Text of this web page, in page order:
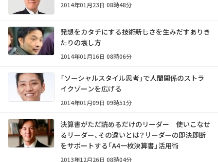
2014年01月23日 08時48分
発想をカタチにする技術――新しさを生みだすありき
たりの壊し方
2014年01月16日 08時06分
「ソーシャルスタイル思考」で人間関係のストラ
イクゾーンを広げる
2014年01月09日 09時51分
決算書がただ読めるだけのリーダー 使いこなせ
るリーダー、その違いとは？――リーダーの即決即断
をサポートする「A4一枚決算書」活用術
2013年12月26日 08時04分